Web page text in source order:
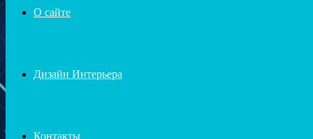
О сайте
Дизайн Интерьера
Контакты